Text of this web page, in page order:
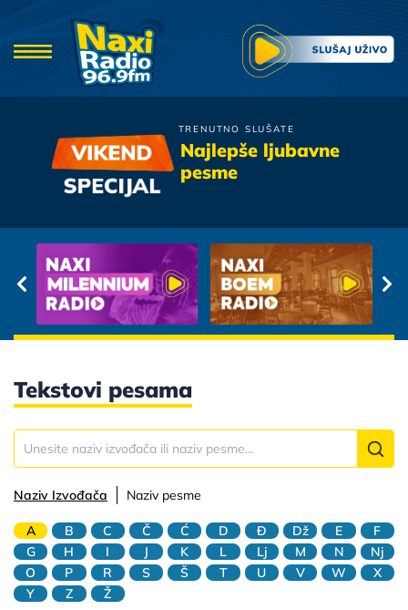
TRENUTNO SLUŠATE
Najlepše ljubavne
pesme
Bajaga
Tekstovi pesama
Naziv Izvođača Naziv pesme
A B C Č Ć D Đ Dž E
F
G
H I J K L Lj M N
Nj
O
P R S Š T U V W
X
Y
Z Ž